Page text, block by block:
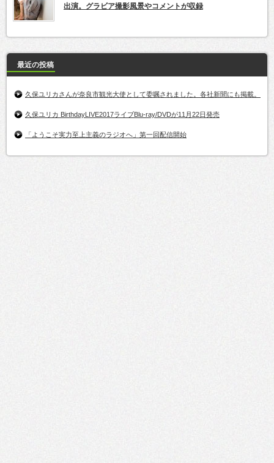
出演。グラビア撮影風景やコメントが収録
最近の投稿
久保ユリカさんが奈良市観光大使として委嘱されました。各社新聞にも掲載。
久保ユリカ BirthdayLIVE2017ライブBlu-ray/DVDが11月22日発売
「ようこそ実力至上主義のラジオへ」第一回配信開始